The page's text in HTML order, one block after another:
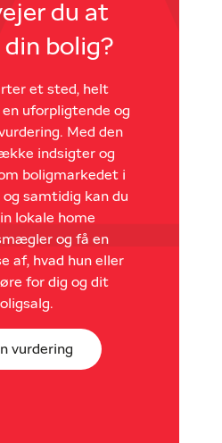
du at
bolig?
et sted, helt
uforpligtende og
Med den
indsigter og
boligmarkedet i
samtidig kan du
lokale home
og få en
af, hvad hun eller
for dig og dit
vurdering